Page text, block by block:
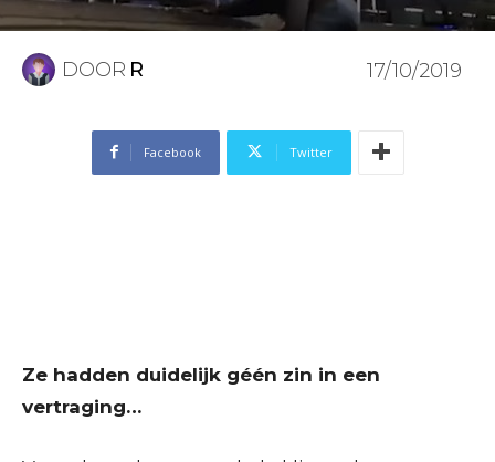
DOOR R 17/10/2019
Facebook Twitter
Ze hadden duidelijk géén zin in een
vertraging…